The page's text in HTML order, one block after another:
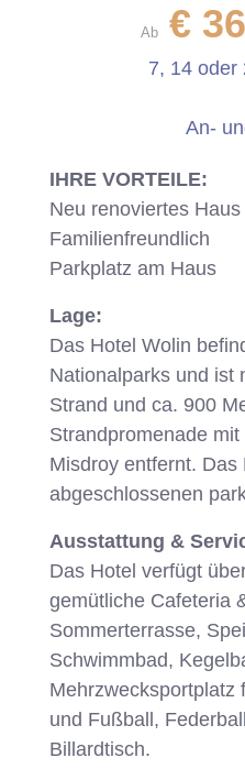
Ab €
7, 14 oder
An-
IHRE VORTEILE:
Neu renoviertes Haus
Familienfreundlich
Parkplatz am Haus
Lage:
Das Hotel Wolin
Nationalparks und ist
Strand und ca. 900
Strandpromenade
Misdroy entfernt.
abgeschlossenen
Ausstattung &
Das Hotel verfügt
gemütliche Cafeteria
Sommerterrasse,
Schwimmbad,
Mehrzwecksportplatz
und Fußball,
Billardtisch.